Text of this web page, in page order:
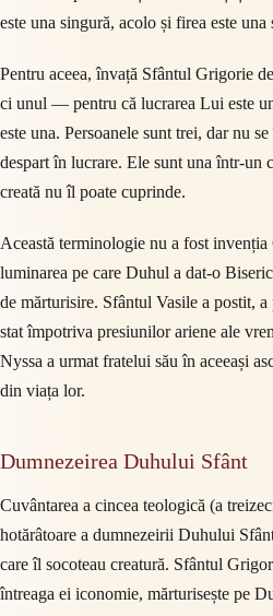
este una singură, acolo și firea este una
Pentru aceea, învață Sfântul Grigorie
ci unul — pentru că lucrarea Lui este
este una. Persoanele sunt trei, dar nu
despart în lucrare. Ele sunt una într-un
creată nu îl poate cuprinde.
Această terminologie nu a fost
luminarea pe care Duhul a dat-o
de mărturisire. Sfântul Vasile a postit,
stat împotriva presiunilor ariene ale
Nyssa a urmat fratelui său în aceeași
din viața lor.
Dumnezeirea Duhului Sfânt
Cuvântarea a cincea teologică (a
hotărâtoare a dumnezeirii Duhului
care îl socoteau creatură. Sfântul
întreaga ei iconomie, mărturisește pe